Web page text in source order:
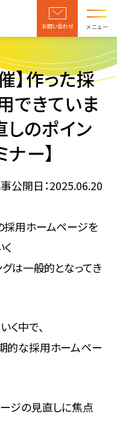
お問い合わせ メニュー
】作った採
できていま
のポイン
ー】
公開日：2025.06.20
採用ホームページを
グは一般的となってき
く中で、
的な採用ホームペー
ジの見直しに焦点